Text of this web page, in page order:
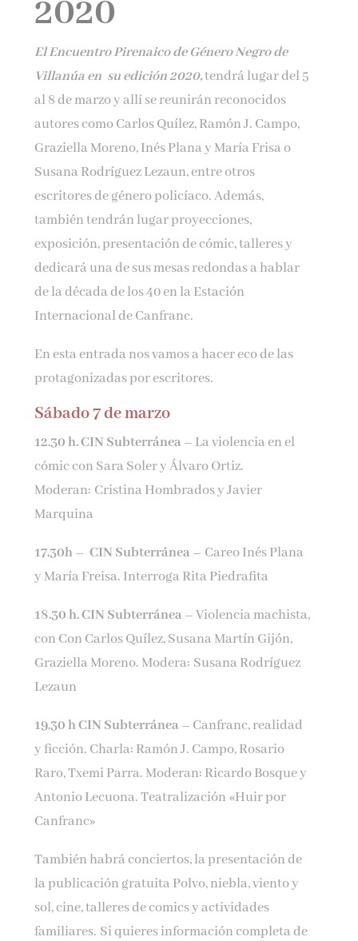
2020
El Encuentro Pirenaico de Género Negro de
Villanúa en su edición 2020,tendrá lugar del 5
al 8 de marzo y allí se reunirán reconocidos
autores como Carlos Quílez, Ramón J. Campo,
Graziella Moreno, Inés Plana y María Frisa o
Susana Rodríguez Lezaun, entre otros
escritores de género policíaco. Además,
también tendrán lugar proyecciones,
exposición, presentación de cómic, talleres y
dedicará una de sus mesas redondas a hablar
de la década de los 40 en la Estación
Internacional de Canfranc.
En esta entrada nos vamos a hacer eco de las
protagonizadas por escritores.
Sábado 7 de marzo
12.30 h. CIN Subterránea – La violencia en el
cómic con Sara Soler y Álvaro Ortiz.
Moderan: Cristina Hombrados y Javier
Marquina
17.30h – CIN Subterránea – Careo Inés Plana
y María Freisa. Interroga Rita Piedrafita
18.30 h. CIN Subterránea –Violencia machista,
con Con Carlos Quílez, Susana Martín Gijón,
Graziella Moreno. Modera: Susana Rodríguez
Lezaun
19.30 h CIN Subterránea – Canfranc, realidad
y ficción. Charla: Ramón J. Campo, Rosario
Raro, Txemi Parra. Moderan: Ricardo Bosque y
Antonio Lecuona. Teatralización «Huir por
Canfranc»
También habrá conciertos, la presentación de
la publicación gratuita Polvo, niebla, viento y
sol, cine, talleres de comics y actividades
familiares. Si quieres información completa de
Nombre*
Email*
Por favor, acepta lostérminos y condiciones
de privacidad